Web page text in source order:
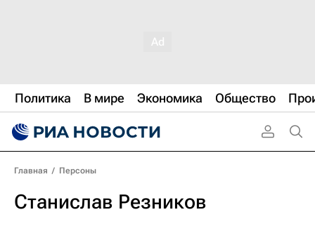
Политика В мире Экономика Общество
Главная / Персоны
Станислав Резников